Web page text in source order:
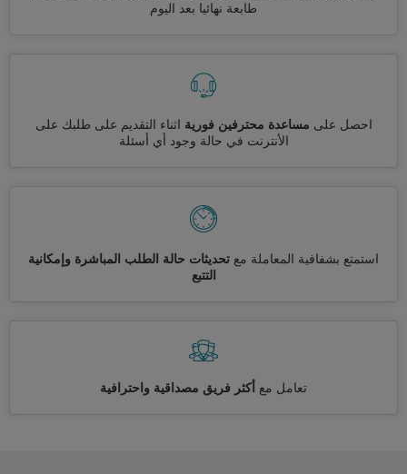
طابعة نهائيا بعد اليوم
احصل على مساعدة محترفين فورية اثناء التقديم على طلبك على
الأنترنت في حالة وجود أي أسئلة
استمتع بشفافية المعاملة مع تحديثات حالة الطلب المباشرة وإمكانية
التتبع
تعامل مع أكثر فريق مصداقية واحترافية